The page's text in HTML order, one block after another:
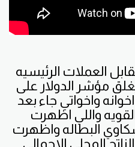
العملات الرئيسيه
مؤشر الدولار على
اخوانه واخواتي جاء بعد
واللي اظهرت
البطاله واظهرت
المحلي الاجمالي